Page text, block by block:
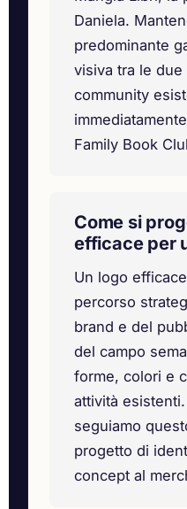
Daniela.
predominante
visiva tra le due
community
Family Book
Come si
efficace per
Un logo
percorso
brand e del
del campo
forme, colori e
attività
seguiamo
progetto di
concept al